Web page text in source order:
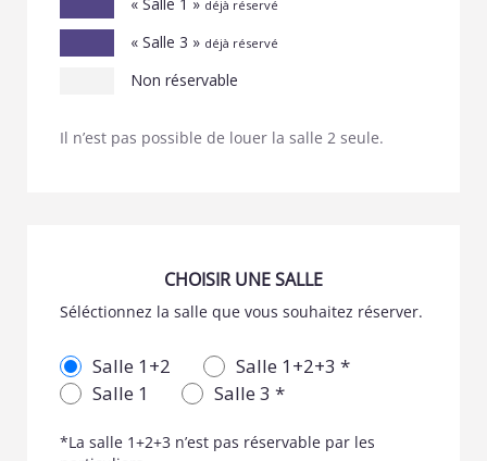
déjà réservé
« Salle 3 » déjà réservé
Non réservable
Il n’est pas possible de louer la salle 2 seule.
CHOISIR UNE SALLE
Séléctionnez la salle que vous souhaitez réserver.
Salle 1+2
Salle 1+2+3 *
Salle 1
Salle 3 *
*La salle 1+2+3 n’est pas réservable par les